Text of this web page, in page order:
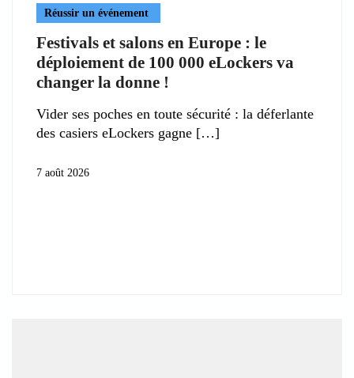
Réussir un événement
Festivals et salons en Europe : le
déploiement de 100 000 eLockers va
changer la donne !
Vider ses poches en toute sécurité : la déferlante
des casiers eLockers gagne
7 août 2026